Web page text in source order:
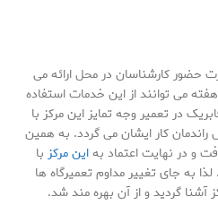
حضور کارشناسان در محل ارائه می
می توانند از این خدمات استفاده
در تعمیر وجه تمایز این مرکز با
کار ایشان می گردد. به همین
و در نهایت اعتماد بهاین مرکز با
به جای تغییر مداوم تعمیرگاه ها
آشنا گردید و از آن بهره مند شد.